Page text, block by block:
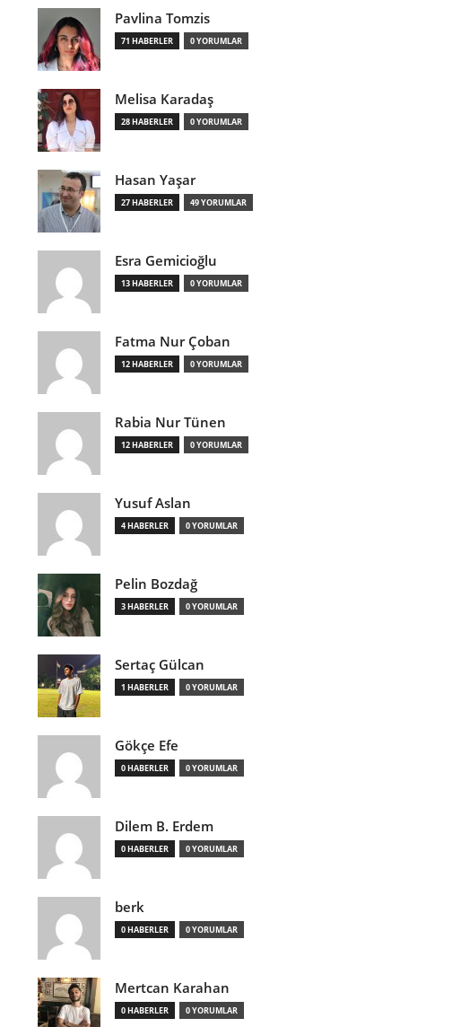
Pavlina Tomzis
71 HABERLER 0 YORUMLAR
Melisa Karadaş
28 HABERLER 0 YORUMLAR
Hasan Yaşar
27 HABERLER 49 YORUMLAR
Esra Gemicioğlu
13 HABERLER 0 YORUMLAR
Fatma Nur Çoban
12 HABERLER 0 YORUMLAR
Rabia Nur Tünen
12 HABERLER 0 YORUMLAR
Yusuf Aslan
4 HABERLER 0 YORUMLAR
Pelin Bozdağ
3 HABERLER 0 YORUMLAR
Sertaç Gülcan
1 HABERLER 0 YORUMLAR
Gökçe Efe
0 HABERLER 0 YORUMLAR
Dilem B. Erdem
0 HABERLER 0 YORUMLAR
berk
0 HABERLER 0 YORUMLAR
Mertcan Karahan
0 HABERLER 0 YORUMLAR